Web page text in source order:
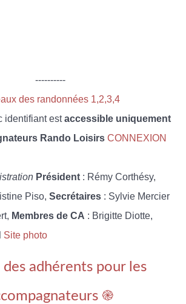
----------
des randonnées 1,2,3,4
identifiant estaccessible uniquement
Rando Loisirs CONNEXION
Président : Rémy Corthésy,
Piso, Secrétaires : Sylvie Mercier
Membres de CA : Brigitte Diotte,
Site photo
adhérents pour les
֎